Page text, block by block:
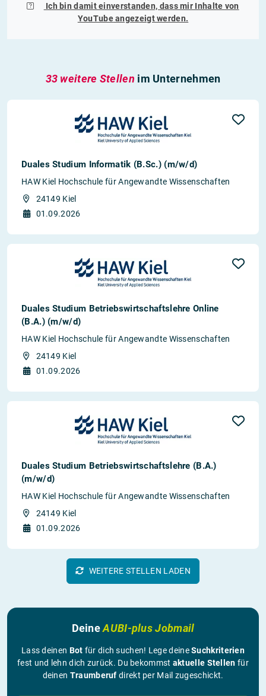
Ich bin damit einverstanden, dass mir Inhalte von
YouTubeangezeigt werden.
33 weitere Stellen im Unternehmen
Duales Studium Informatik (B.Sc.) (m/w/d)
HAW Kiel Hochschule für Angewandte Wissenschaften
24149 Kiel
01.09.2026
Duales Studium Betriebswirtschaftslehre Online
(B.A.) (m/w/d)
HAW Kiel Hochschule für Angewandte Wissenschaften
24149 Kiel
01.09.2026
Duales Studium Betriebswirtschaftslehre (B.A.)
(m/w/d)
HAW Kiel Hochschule für Angewandte Wissenschaften
24149 Kiel
01.09.2026
WEITERE STELLEN LADEN
DeineAUBI-plus Jobmail
Lass deinen Bot für dich suchen! Lege deineSuchkriterien
fest und lehn dich zurück. Du bekommst aktuelle Stellen für
deinen Traumberuf direkt per Mail zugeschickt.